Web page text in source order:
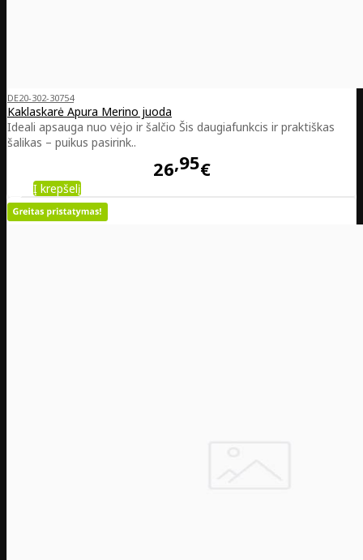
DE20-302-30754
Kaklaskarė Apura Merino juoda
Ideali apsauga nuo vėjo ir šalčio Šis daugiafunkcis ir praktiškas
šalikas – puikus pasirink..
26 95€
Į krepšelį